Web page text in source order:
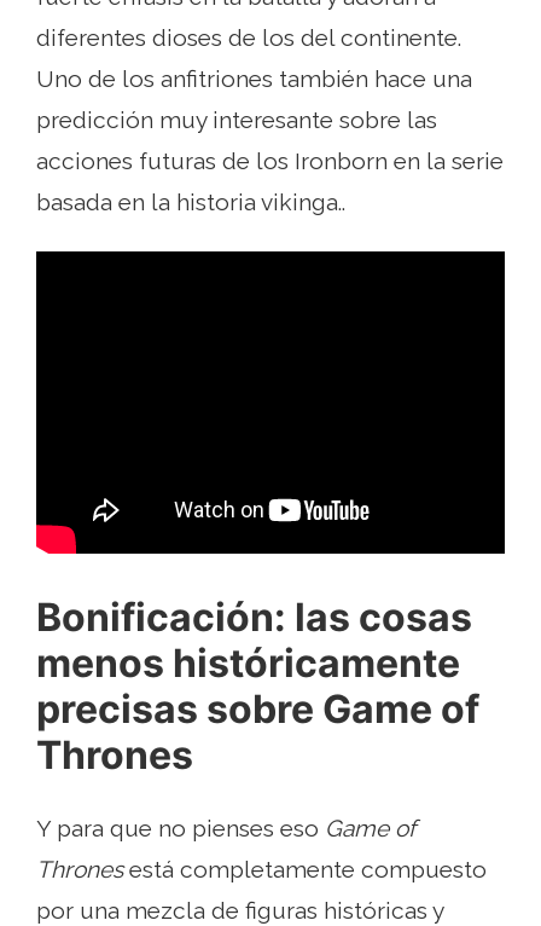
diferentes dioses de los del continente.
Uno de los anfitriones también hace una
predicción muy interesante sobre las
acciones futuras de los Ironborn en la serie
basada en la historia vikinga..
Bonificación: las cosas
menos históricamente
precisas sobre Game of
Thrones
Y para que no pienses eso Game of
Thronesestá completamente compuesto
por una mezcla de figuras históricas y